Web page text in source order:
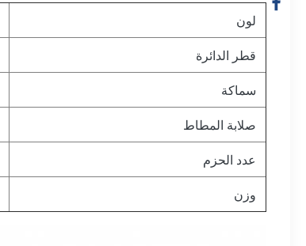
لون
قطر الدائرة
سماكة
صلابة المطاط
عدد الحزم
وزن